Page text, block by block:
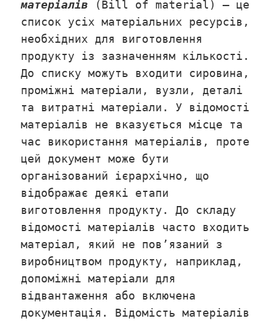
матеріалів (Bill of material) – це
список усіх матеріальних ресурсів,
необхідних для виготовлення
продукту із зазначенням кількості.
До списку можуть входити сировина,
проміжні матеріали, вузли, деталі
та витратні матеріали. У відомості
матеріалів не вказується місце та
час використання матеріалів, проте
цей документ може бути
організований ієрархічно, що
відображає деякі етапи
виготовлення продукту. До складу
відомості матеріалів часто входить
матеріал, який не пов’язаний з
виробництвом продукту, наприклад,
допоміжні матеріали для
відвантаження або включена
документація. Відомість матеріалів